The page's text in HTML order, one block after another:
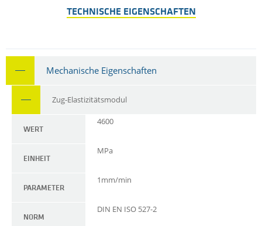
TECHNISCHE EIGENSCHAFTEN
Mechanische Eigenschaften
Zug-Elastizitätsmodul
WERT
4600
EINHEIT
MPa
PARAMETER
1mm/min
NORM
DIN EN ISO 527-2